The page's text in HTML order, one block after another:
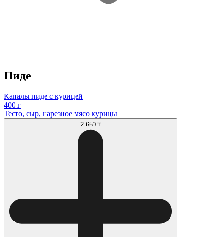
Пиде
Капалы пиде с курицей
400 г
Тесто, сыр, нарезное мясо курицы
2 650 ₸